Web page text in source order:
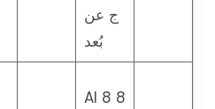
ج عن
بُعد
8 AI 8